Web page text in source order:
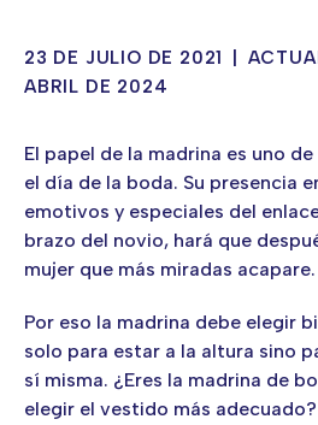
23 DE JULIO DE 2021
ABRIL DE 2024
El papel de la madrina es uno
el día de la boda. Su presencia
emotivos y especiales del
brazo del novio, hará que
mujer que más miradas acapare.
Por eso la madrina debe elegir
solo para estar a la altura sino
sí misma. ¿Eres la madrina de
elegir el vestido más